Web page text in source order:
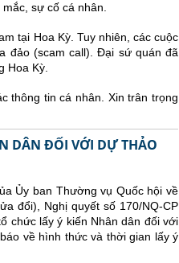
sự cố cá nhân.
tại Hoa Kỳ. Tuy nhiên, các cuộc
đảo (scam call). Đại sứ quán đã
Hoa Kỳ.
thông tin cá nhân. Xin trân trọng
DÂN ĐỐI VỚI DỰ THẢO
Ủy ban Thường vụ Quốc hội về
đổi), Nghị quyết số 170/NQ-CP
chức lấy ý kiến Nhân dân đối với
về hình thức và thời gian lấy ý